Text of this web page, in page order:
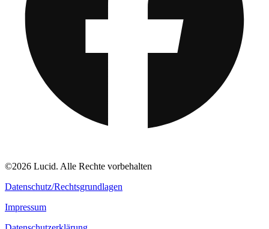
©2026 Lucid. Alle Rechte vorbehalten
Datenschutz/Rechtsgrundlagen
Impressum